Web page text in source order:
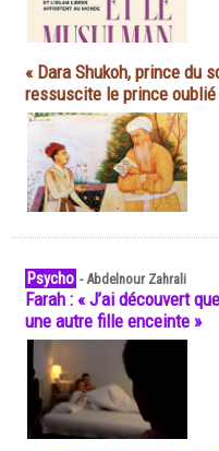
« Dara Shukoh, prince du
ressuscite le prince
Psycho -Abdelnour Zahrali
Farah : « J’ai découvert
une autre fille enceinte »